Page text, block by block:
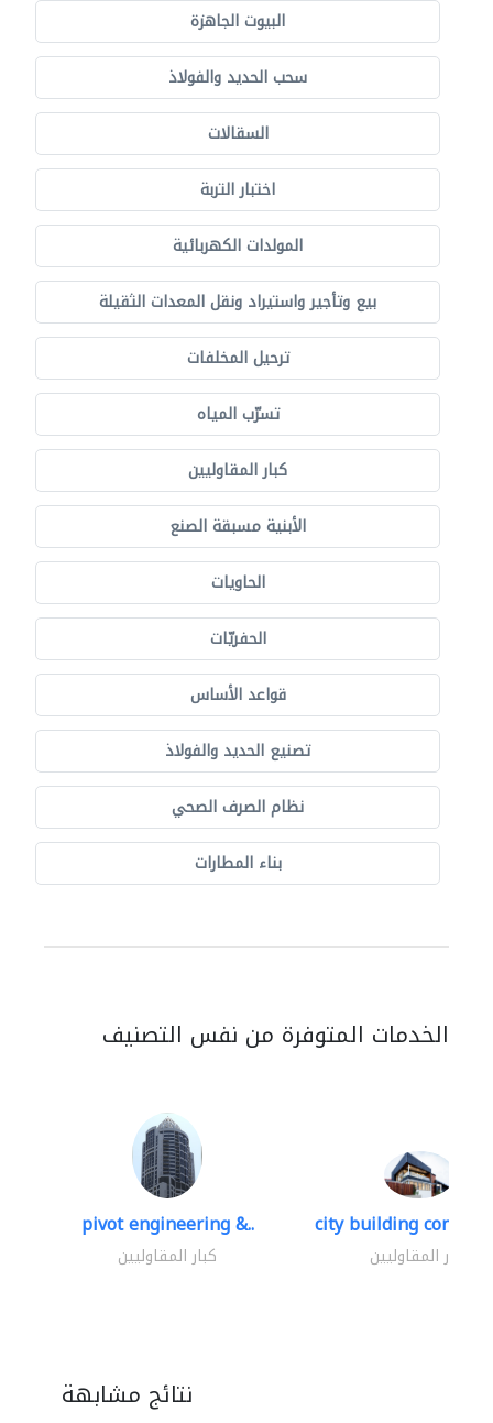
البيوت الجاهزة
سحب الحديد والفولاذ
السقالات
اختبار التربة
المولدات الكهربائية
بيع وتأجير واستيراد ونقل المعدات الثقيلة
ترحيل المخلفات
تسرّب المياه
كبار المقاوليين
الأبنية مسبقة الصنع
الحاويات
الحفريّات
قواعد الأساس
تصنيع الحديد والفولاذ
نظام الصرف الصحي
بناء المطارات
الخدمات المتوفرة من نفس التصنيف
pivot engineering &..
كبار المقاوليين
city building
كبار المقاوليين
نتائج مشابهة